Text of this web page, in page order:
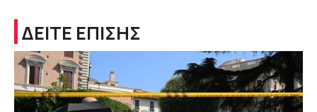
ΔΕΙΤΕ ΕΠΙΣΗΣ